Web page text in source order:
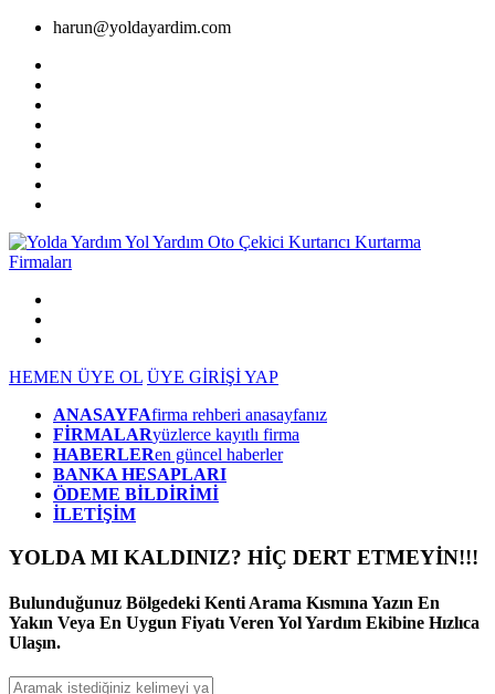
harun@yoldayardim.com
HEMEN ÜYE OL ÜYE GİRİŞİ YAP
ANASAYFAfirma rehberi anasayfanız
FİRMALARyüzlerce kayıtlı firma
HABERLERen güncel haberler
BANKA HESAPLARI
ÖDEME BİLDİRİMİ
İLETİŞİM
YOLDA MI KALDINIZ? HİÇ DERT ETMEYİN!!!
Bulunduğunuz Bölgedeki Kenti Arama Kısmına Yazın En
Yakın Veya En Uygun Fiyatı Veren Yol Yardım Ekibine Hızlıca
Ulaşın.